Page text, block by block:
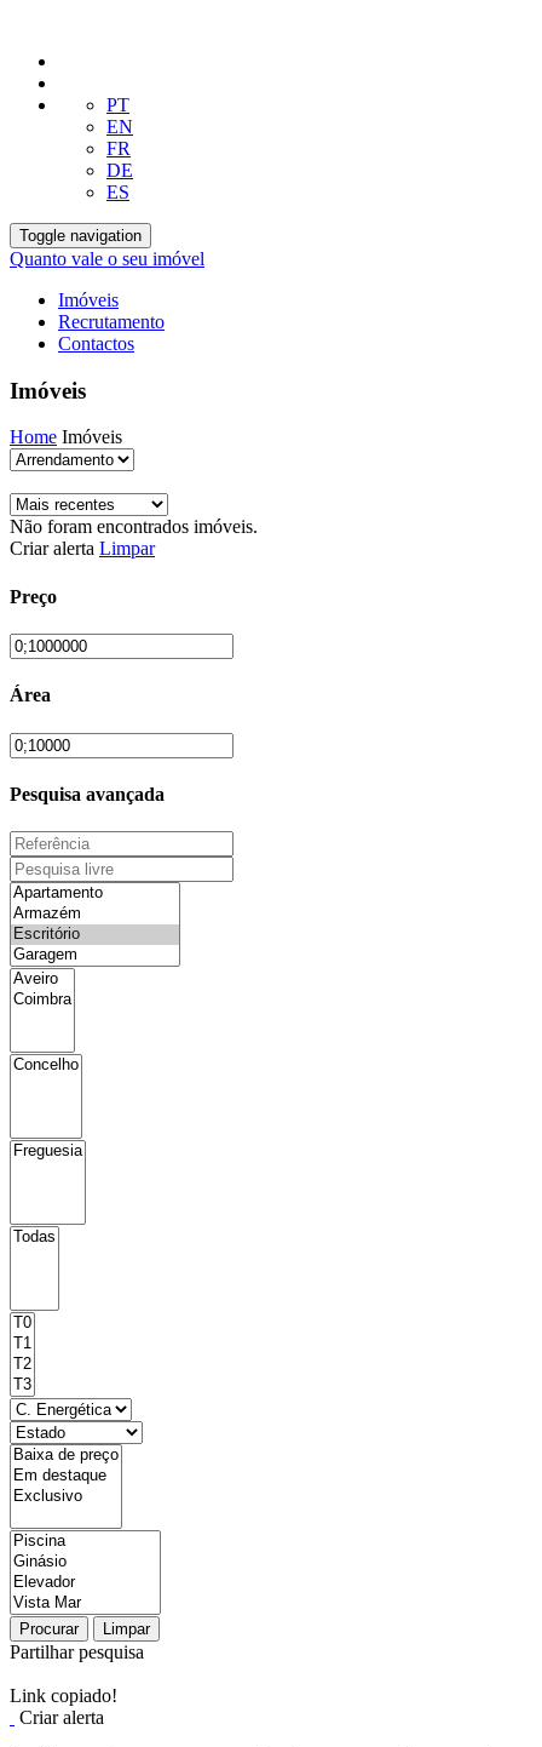
PT
EN
FR
DE
ES
Toggle navigation
Quanto vale o seu imóvel
Imóveis
Recrutamento
Contactos
Imóveis
Home Imóveis
Não foram encontrados imóveis.
Criar alerta Limpar
Preço
Área
Pesquisa avançada
Procurar Limpar
Partilhar pesquisa
Link copiado!
Criar alerta